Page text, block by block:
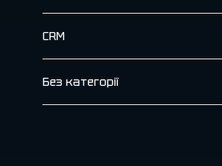
CRM
Без категорії